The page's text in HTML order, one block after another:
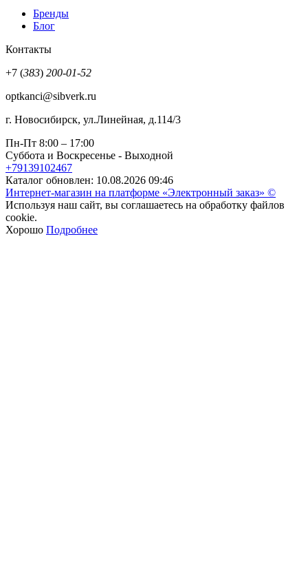
Бренды
Блог
Контакты
+7 (383) 200-01-52
optkanci@sibverk.ru
г. Новосибирск, ул.Линейная, д.114/3
Пн-Пт 8:00 – 17:00
Суббота и Воскресенье - Выходной
+79139102467
Каталог обновлен: 10.08.2026 09:46
Интернет-магазин на платформе «Электронный заказ» ©
Используя наш сайт, вы соглашаетесь на обработку файлов
cookie.
Хорошо Подробнее